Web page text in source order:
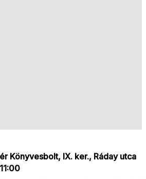
Könyvesbolt, IX. ker., Ráday utca